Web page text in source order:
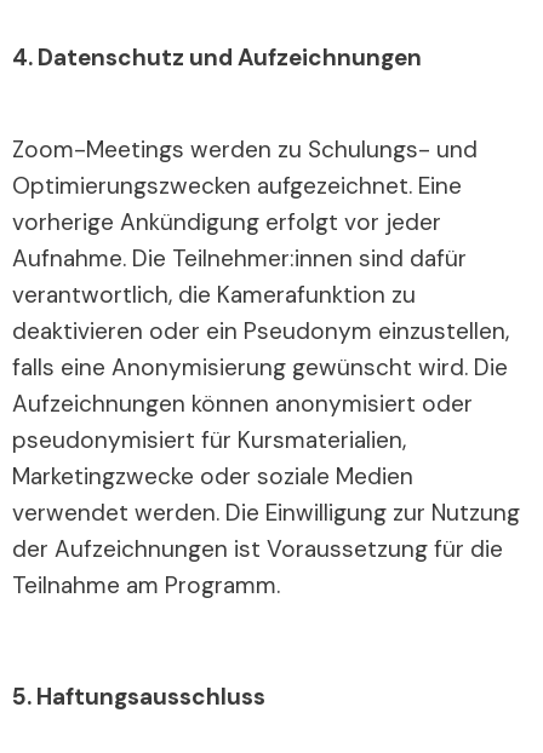
4. Datenschutz und Aufzeichnungen
Zoom-Meetings werden zu Schulungs- und
Optimierungszwecken aufgezeichnet. Eine
vorherige Ankündigung erfolgt vor jeder
Aufnahme. Die Teilnehmer:innen sind dafür
verantwortlich, die Kamerafunktion zu
deaktivieren oder ein Pseudonym einzustellen,
falls eine Anonymisierung gewünscht wird. Die
Aufzeichnungen können anonymisiert oder
pseudonymisiert für Kursmaterialien,
Marketingzwecke oder soziale Medien
verwendet werden. Die Einwilligung zur Nutzung
der Aufzeichnungen ist Voraussetzung für die
Teilnahme am Programm.
5. Haftungsausschluss